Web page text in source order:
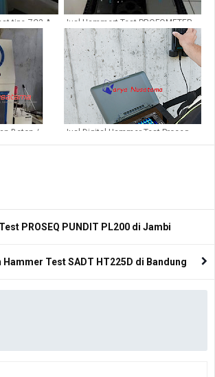
tipe ZC3-A
Jual Hammert Test PROFOMETER
PM600 di Jakarta
Beton /
Jual Digital Hammer Test Proceq
PROSEQ PUNDIT PL200 di Jambi
Hammer Test SADT HT225D di Bandung